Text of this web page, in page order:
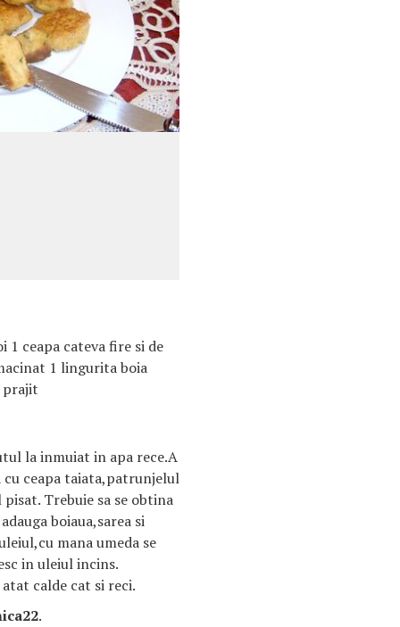
ceapa cateva fire si de
1 lingurita boia
prajit
la inmuiat in apa rece.A
cu ceapa taiata,patrunjelul
Trebuie sa se obtina
boiaua,sarea si
mana umeda se
in uleiul incins.
calde cat si reci.
.